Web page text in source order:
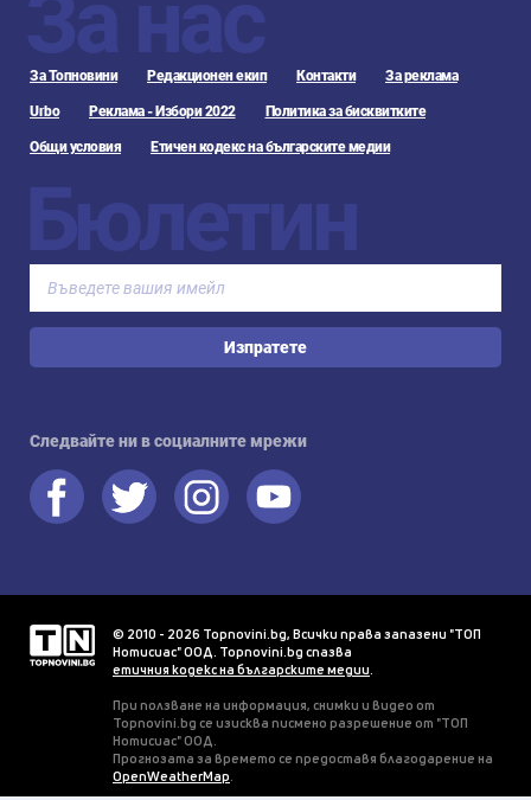
За нас
За Топновини Редакционен екип Контакти За реклама
Urbo Реклама - Избори 2022 Политика за бисквитките
Общи условия Етичен кодекс на българските медии
Бюлетин
Изпратете
Следвайте ни в социалните мрежи
© 2010 - 2026 Topnovini.bg, Всички права запазени "ТОП
Нотисиас" ООД. Topnovini.bg спазва
етичния кодекс на българските медии.
При ползване на информация, снимки и видео от
Topnovini.bg се изисква писмено разрешение от "ТОП
Нотисиас" ООД.
Прогнозата за времето се предоставя благодарение на
OpenWeatherMap.